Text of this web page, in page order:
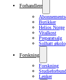
Forhandlere
Butikker
Helios Norge
Vitalkost
Preparatsalg
Solhatt
Forskning
Forskning
Lenker